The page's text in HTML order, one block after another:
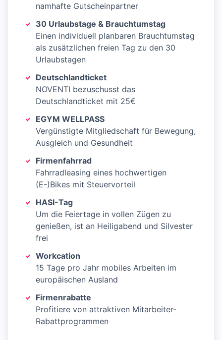
namhafte Gutscheinpartner
30 Urlaubstage & Brauchtumstag
Einen individuell planbaren Brauchtumstag
als zusätzlichen freien Tag zu den 30
Urlaubstagen
Deutschlandticket
NOVENTI bezuschusst das
Deutschlandticket mit 25€
EGYM WELLPASS
Vergünstigte Mitgliedschaft für Bewegung,
Ausgleich und Gesundheit
Firmenfahrrad
Fahrradleasing eines hochwertigen
(E-)Bikes mit Steuervorteil
HASI-Tag
Um die Feiertage in vollen Zügen zu
genießen, ist an Heiligabend und Silvester
frei
Workcation
15 Tage pro Jahr mobiles Arbeiten im
europäischen Ausland
Firmenrabatte
Profitiere von attraktiven Mitarbeiter-
Rabattprogrammen